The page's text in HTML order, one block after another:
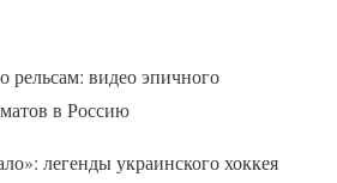
видео эпичного
в Россию
легенды украинского хоккея